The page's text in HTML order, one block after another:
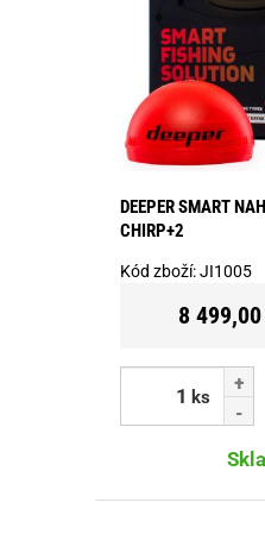
DEEPER SMART
CHIRP+2
Kód zboží:JI1005
8
ks